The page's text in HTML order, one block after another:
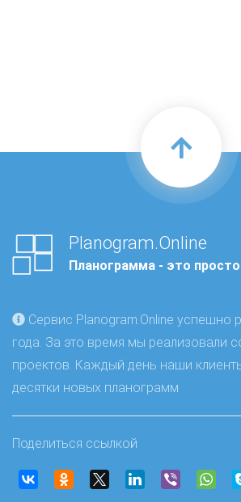
Planogram.Online
Планограмма - это просто
Сервис Planogram.Online успешно
года. За это время мы реализовали
проектов. Каждый день наши
десятки новых планограмм
Поделиться ссылкой